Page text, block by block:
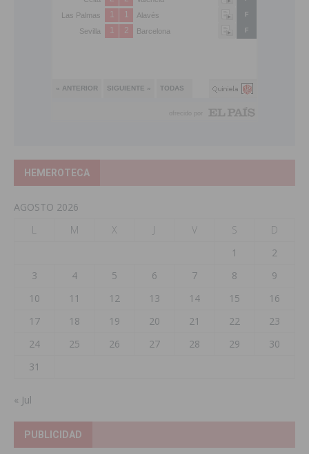
HEMEROTECA
AGOSTO 2026
L
M X J V S
D
1
2
3
4 5 6 7 8
9
10
11 12 13 14 15
16
17
18 19 20 21 22
23
24
25 26 27 28 29
30
31
« Jul
PUBLICIDAD